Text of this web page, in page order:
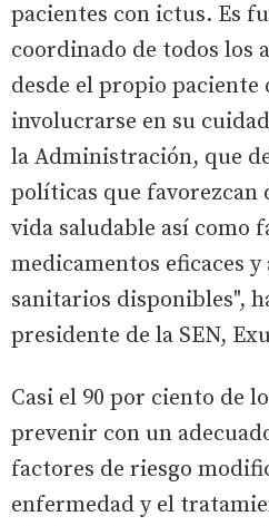
pacientes con ictus. Es
coordinado de todos los
desde el propio paciente
involucrarse en su
la Administración, que
políticas que favorezcan
vida saludable así como
medicamentos eficaces
sanitarios disponibles",
presidente de la SEN,
Casi el 90 por ciento de
prevenir con un
factores de riesgo
enfermedad y el